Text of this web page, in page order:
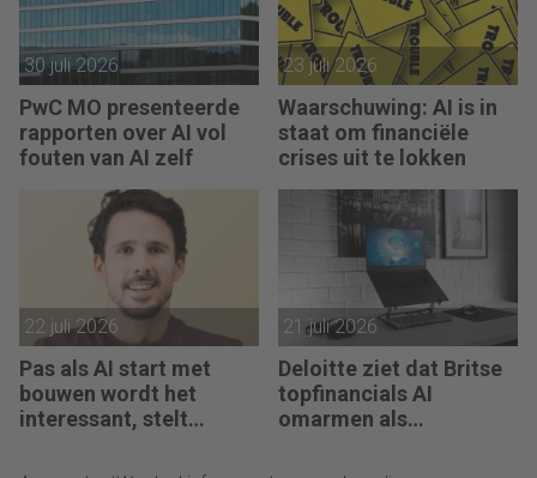
30 juli 2026
PwC MO presenteerde
rapporten over AI vol
fouten van AI zelf
23 juli 2026
Waarschuwing: AI is in
staat om financiële
crises uit te lokken
22 juli 2026
Pas als AI start met
bouwen wordt het
interessant, stelt
21 juli 2026
Deloitte ziet dat Britse
topfinancials AI
omarmen als